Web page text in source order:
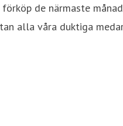
de närmaste
alla våra duktiga